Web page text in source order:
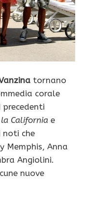
tornano
corale
California e
che
Memphis, Anna
Angiolini.
nuove